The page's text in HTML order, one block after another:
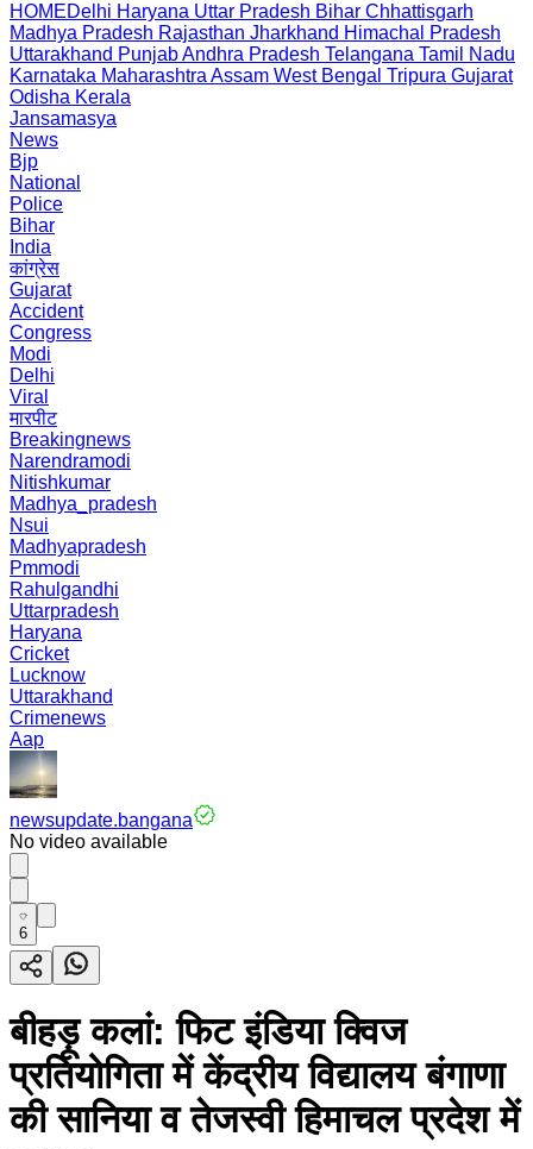
HOMEDelhi Haryana Uttar Pradesh Bihar Chhattisgarh
Madhya Pradesh Rajasthan Jharkhand Himachal Pradesh
Uttarakhand PunjabAndhra Pradesh Telangana Tamil Nadu
Karnataka Maharashtra Assam West Bengal Tripura Gujarat
Odisha Kerala
Jansamasya
News
Bjp
National
Police
Bihar
India
कांग्रेस
Gujarat
Accident
Congress
Modi
Delhi
Viral
मारपीट
Breakingnews
Narendramodi
Nitishkumar
Madhya_pradesh
Nsui
Madhyapradesh
Pmmodi
Rahulgandhi
Uttarpradesh
Haryana
Cricket
Lucknow
Uttarakhand
Crimenews
Aap
newsupdate.bangana
No video available
6
बीहड़ू कलां: फिट इंडिया क्विज
प्रतियोगिता में केंद्रीय विद्यालय बंगाणा
की सानिया व तेजस्वी हिमाचल प्रदेश में